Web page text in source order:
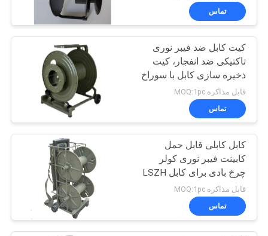
PRIVACY
POLICY
آداپتورهای فیبر نوری
79
اتیناتور فیبر نوری
15
تماس
کیت کابل ضد فیبر نوری
تاکتیکی ضد انفجار، کیت
ذخیره سازی کابل با سوراخ
قابل مذاکره MOQ:1pc
تماس
کابل کابلی قابل حمل
کابینت فیبر نوری کولر
چرخ بادی برای کابل LSZH
TPU PE
قابل مذاکره MOQ:1pc
تماس